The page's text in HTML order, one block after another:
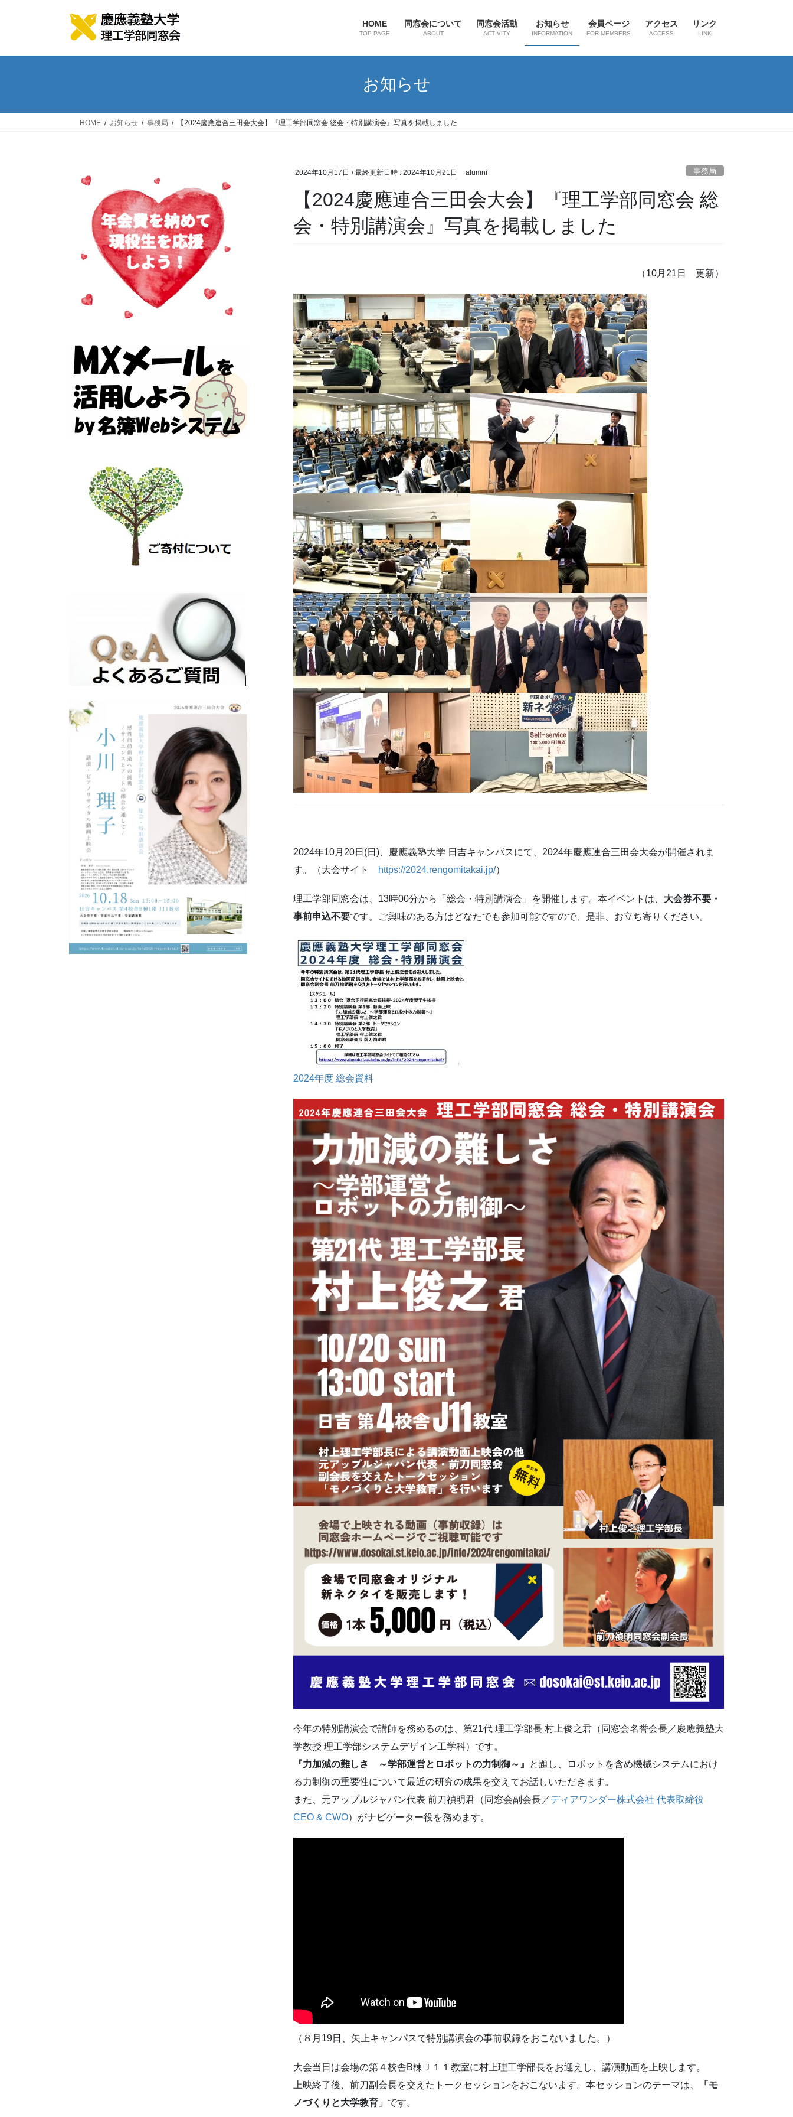
HOME
TOP PAGE
同窓会について
ABOUT
同窓会活動
ACTIVITY
お知らせ
INFORMATION
会員ページ
FOR MEMBERS
アクセス
ACCESS
リンク
LINK
お知らせ
HOME お知らせ 事務局 【2024慶應連合三田会大会】『理工学部同窓会 総会・特別講演会』写真を掲載しました
2024年10月17日 / 最終更新日時 : 2024年10月21日 alumni 事務局
【2024慶應連合三田会大会】『理工学部同窓会 総
会・特別講演会』写真を掲載しました
（10月21日 更新）
2024年10月20日(日)、慶應義塾大学 日吉キャンパスにて、2024年慶應連合三田会大会が開催されま
す。（大会サイト
https://2024.rengomitakai.jp/）
理工学部同窓会は、13時00分から「総会・特別講演会」を開催します。本イベントは、 大会券不要・
事前申込不要です。ご興味のある方はどなたでも参加可能ですので、是非、お立ち寄りください。
2024年度 総会資料
今年の特別講演会で講師を務めるのは、第21代 理工学部長 村上俊之君（同窓会名誉会長／慶應義塾大
学教授 理工学部システムデザイン工学科）です。
『力加減の難しさ ～学部運営とロボットの力制御～』
と題し、ロボットを含め機械システムにおけ
る力制御の重要性について最近の研究の成果を交えてお話しいただきます。
また、元アップルジャパン代表 前刀禎明君（同窓会副会長／ディアワンダー株式会社 代表取締役
CEO & CWO）がナビゲーター役を務めます。
（８月19日、矢上キャンパスで特別講演会の事前収録をおこないました。）
大会当日は会場の第４校舎B棟Ｊ１１教室に村上理工学部長をお迎えし、講演動画を上映します。
上映終了後、前刀副会長を交えたトークセッションをおこないます。本セッションのテーマは、
「モ
ノづくりと大学教育」 です。